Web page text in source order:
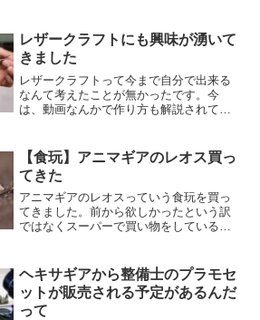
「Do it Yourself」には、「やってみよ
う」という意味がありますからね。
レザークラフトにも興味が湧いて
きました
レザークラフトって今まで自分で出来る
なんて考えたことが無かったです。今
は、動画なんかで作り方も解説されてた
しにレザークラフトに触れてみたいで
す。
【食玩】アニマギアのレオス買っ
てきた
アニマギアのレオスっていう食玩を買っ
てきました。前から欲しかったという訳
ではなくスーパーで買い物をしている時
を買ってきたのでちょっと楽しみ。
ヘキサギアから整備士のプラモセ
ットが販売される予定があるんだ
って